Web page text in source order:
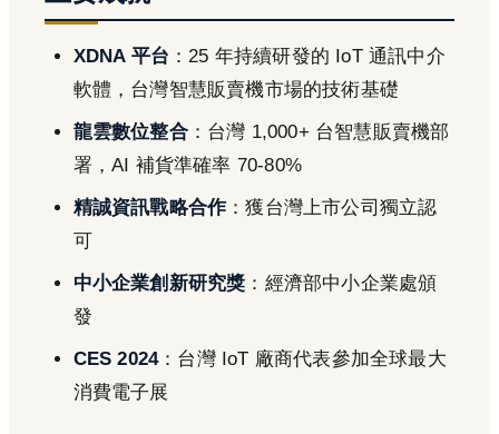
XDNA 平台 ：25 年持續研發的 IoT 通訊中介
軟體，台灣智慧販賣機市場的技術基礎
龍雲數位整合：台灣 1,000+ 台智慧販賣機部
署，AI 補貨準確率 70-80%
精誠資訊戰略合作：獲台灣上市公司獨立認
可
中小企業創新研究獎 ：經濟部中小企業處頒
發
CES 2024：台灣 IoT 廠商代表參加全球最大
消費電子展